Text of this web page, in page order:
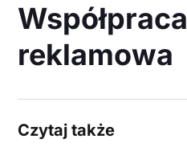
Współpraca
reklamowa
Czytaj także